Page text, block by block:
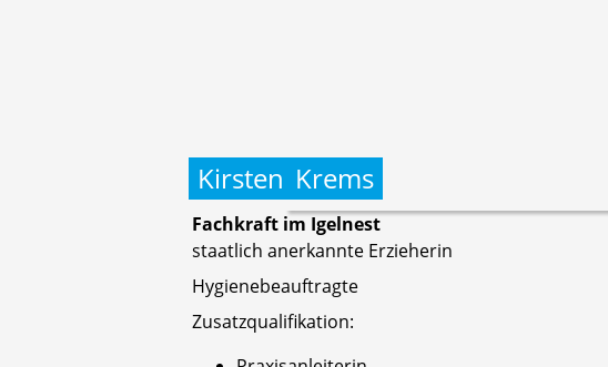
Kirsten Krems
Fachkraft im Igelnest
staatlich anerkannte Erzieherin
Hygienebeauftragte
Zusatzqualifikation: